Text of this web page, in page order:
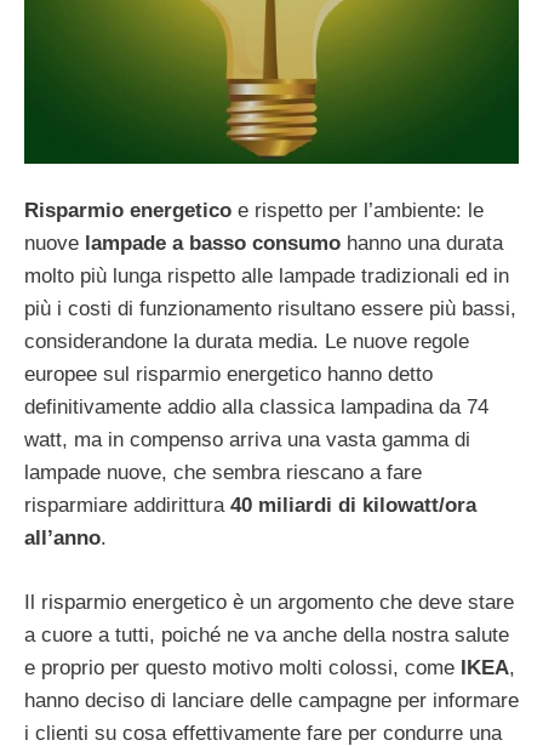
Risparmio energetico e rispetto per l’ambiente: le
nuove lampade a basso consumo hanno una durata
molto più lunga rispetto alle lampade tradizionali ed in
più i costi di funzionamento risultano essere più bassi,
considerandone la durata media. Le nuove regole
europee sul risparmio energetico hanno detto
definitivamente addio alla classica lampadina da 74
watt, ma in compenso arriva una vasta gamma di
lampade nuove, che sembra riescano a fare
risparmiare addirittura 40 miliardi di kilowatt/ora
all’anno.
Il risparmio energetico è un argomento che deve stare
a cuore a tutti, poiché ne va anche della nostra salute
e proprio per questo motivo molti colossi, come IKEA,
hanno deciso di lanciare delle campagne per informare
i clienti su cosa effettivamente fare per condurre una